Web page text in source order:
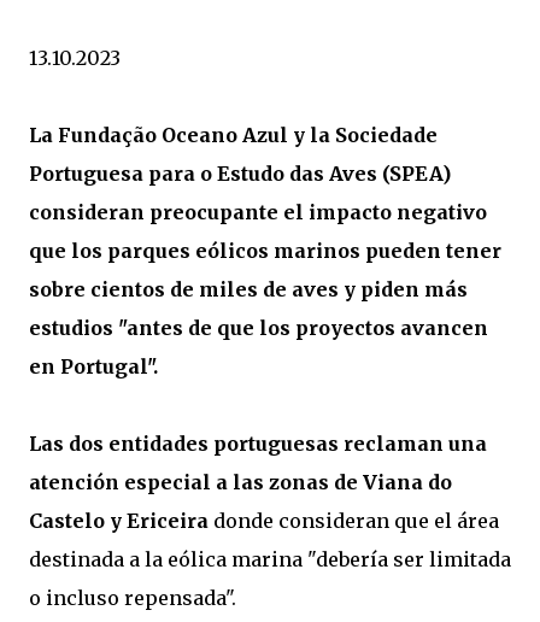
13.10.2023
La Fundação Oceano Azul y la Sociedade
Portuguesa para o Estudo das Aves (SPEA)
consideran preocupante el impacto negativo
que los parques eólicos marinos pueden tener
sobre cientos de miles de aves y piden más
estudios "antes de que los proyectos avancen
en Portugal".
Las dos entidades portuguesas reclaman una
atención especial a las zonas de Viana do
Castelo y Ericeira donde consideran que el área
destinada a la eólica marina "debería ser limitada
o incluso repensada".